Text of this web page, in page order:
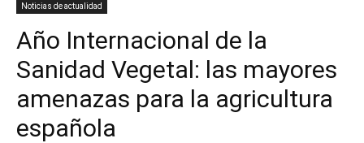
Noticias de actualidad
Año Internacional de la
Sanidad Vegetal: las mayores
amenazas para la agricultura
española